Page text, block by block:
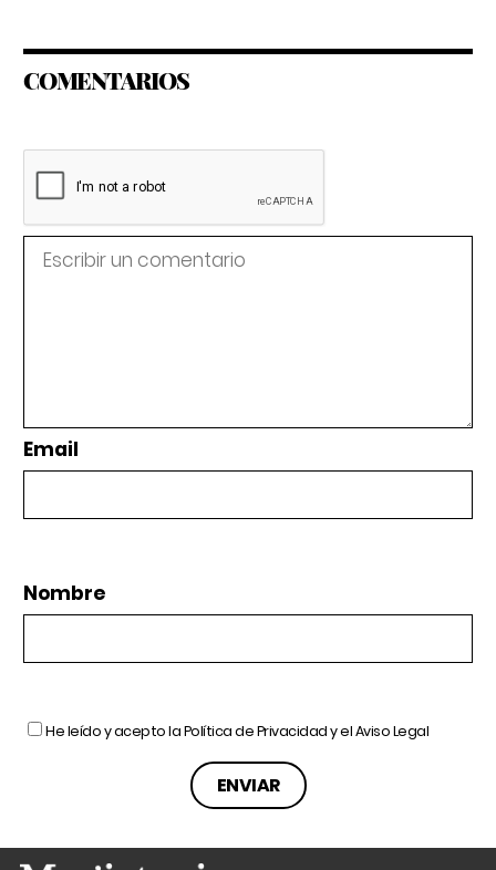
COMENTARIOS
Email
Nombre
He leído y acepto laPolítica de Privacidady elAviso Legal